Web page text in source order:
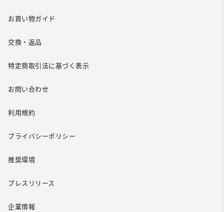
お買い物ガイド
交換・返品
特定商取引法に基づく表示
お問い合わせ
利用規約
プライバシーポリシー
推奨環境
プレスリリース
企業情報